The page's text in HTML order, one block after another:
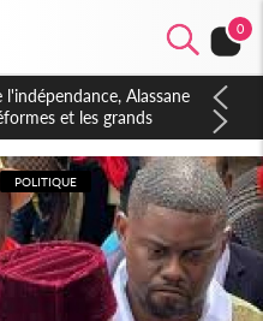
0
Bah admire le modèle
le développement
POLITIQUE